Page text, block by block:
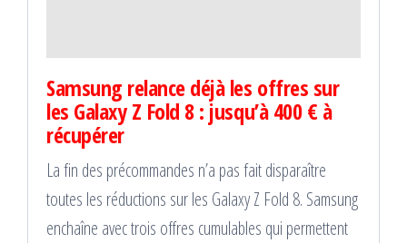
Samsung relance déjà les offres sur
les Galaxy Z Fold 8 : jusqu’à 400 € à
récupérer
La fin des précommandes n’a pas fait disparaître
toutes les réductions sur les Galaxy Z Fold 8. Samsung
enchaîne avec trois offres cumulables qui permettent